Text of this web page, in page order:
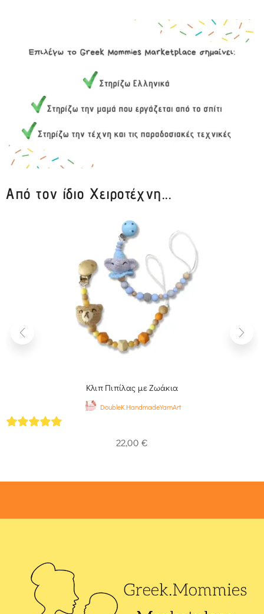
Από τον ίδιο Χειροτέχνη...
Κλιπ Πιπίλας με Ζωάκια
DoubleK.HandmadeYarnArt
22,00 €